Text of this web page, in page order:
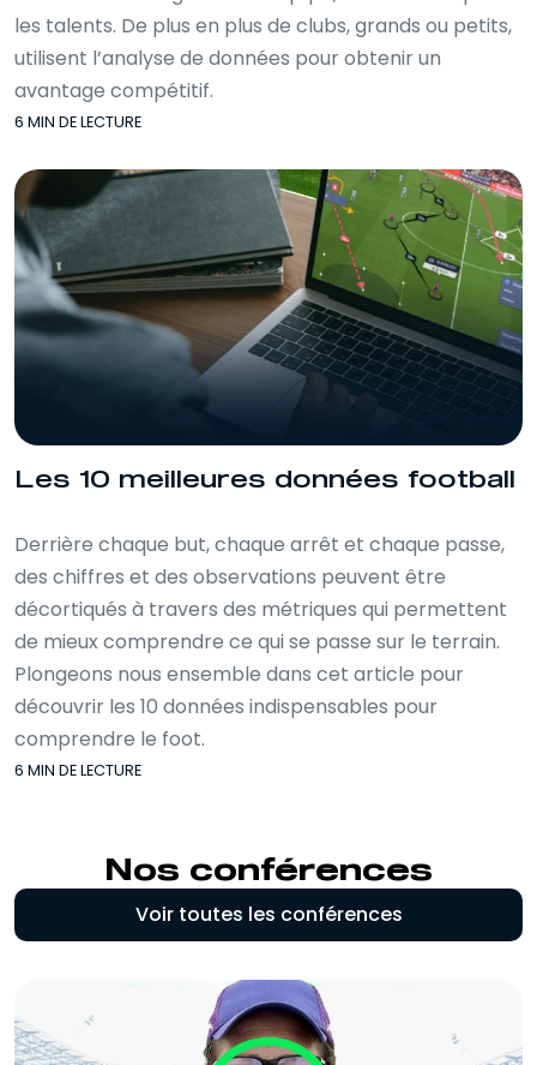
stratégie football, optimisation
performance, données individuelles
football, données collectives football,
logiciel d’analyse football, formation en
ligne data football.
les talents. De plus en plus de clubs, grands ou petits,
utilisent l’analyse de données pour obtenir un
avantage compétitif.
6 MIN DE LECTURE
Les 10 meilleures données football
Derrière chaque but, chaque arrêt et chaque passe,
des chiffres et des observations peuvent être
décortiqués à travers des métriques qui permettent
de mieux comprendre ce qui se passe sur le terrain.
Plongeons nous ensemble dans cet article pour
découvrir les 10 données indispensables pour
comprendre le foot.
6 MIN DE LECTURE
Nos conférences
Voir toutes les conférences